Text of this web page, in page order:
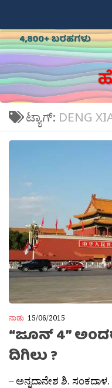
ಟ್ಯಾಗ್: DENG
ನಾಡು 15/06/2015
“ಜೂನ್ 4”
ದಿಗಿಲು ?
– ಅನ್ನದಾನೇಶ ಶಿ.